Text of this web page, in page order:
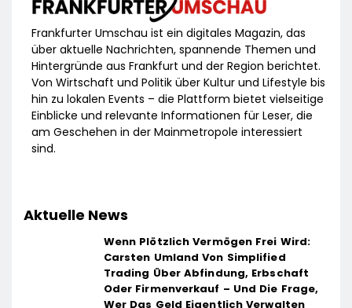
Frankfurter Umschau ist ein digitales Magazin, das
über aktuelle Nachrichten, spannende Themen und
Hintergründe aus Frankfurt und der Region berichtet.
Von Wirtschaft und Politik über Kultur und Lifestyle bis
hin zu lokalen Events – die Plattform bietet vielseitige
Einblicke und relevante Informationen für Leser, die
am Geschehen in der Mainmetropole interessiert
sind.
Aktuelle News
Wenn Plötzlich Vermögen Frei Wird:
Carsten Umland Von Simplified
Trading Über Abfindung, Erbschaft
Oder Firmenverkauf – Und Die Frage,
Wer Das Geld Eigentlich Verwalten